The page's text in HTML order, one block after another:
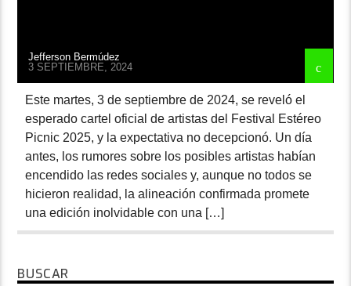
Jefferson Bermúdez
3 SEPTIEMBRE, 2024
Este martes, 3 de septiembre de 2024, se reveló el
esperado cartel oficial de artistas del Festival Estéreo
Picnic 2025, y la expectativa no decepcionó. Un día
antes, los rumores sobre los posibles artistas habían
encendido las redes sociales y, aunque no todos se
hicieron realidad, la alineación confirmada promete
una edición inolvidable con una […]
BUSCAR